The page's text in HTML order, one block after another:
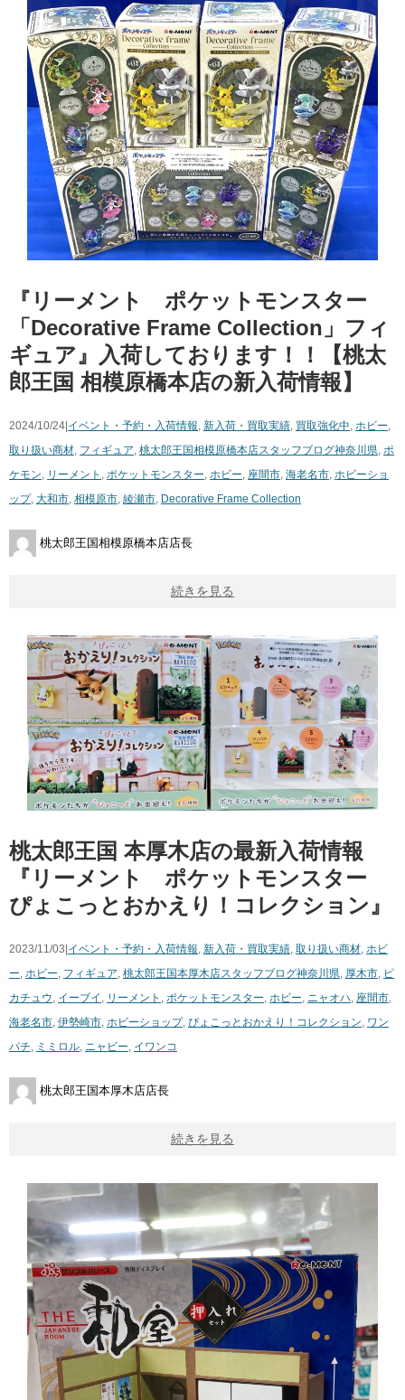
『リーメント ポケットモンスター
「Decorative Frame Collection」フィ
ギュア』入荷しております！！【桃太
郎王国 相模原橋本店の新入荷情報】
2024/10/24| イベント・予約・入荷情報, 新入荷・買取実績, 買取強化中, ホビー,
取り扱い商材, フィギュア, 桃太郎王国相模原橋本店スタッフブログ神奈川県, ポ
ケモン, リーメント , ポケットモンスター, ホビー, 座間市, 海老名市, ホビーショ
ップ, 大和市, 相模原市, 綾瀬市, Decorative Frame Collection
桃太郎王国相模原橋本店店長
続きを見る
桃太郎王国 本厚木店の最新入荷情報
『リーメント ポケットモンスター
ぴょこっとおかえり！コレクション』
2023/11/03|イベント・予約・入荷情報, 新入荷・買取実績, 取り扱い商材, ホビ
ー, ホビー, フィギュア, 桃太郎王国本厚木店スタッフブログ神奈川県, 厚木市, ピ
カチュウ, イーブイ , リーメント , ポケットモンスター, ホビー, ニャオハ, 座間市,
海老名市, 伊勢崎市, ホビーショップ, ぴょこっとおかえり！コレクション, ワン
パチ, ミミロル, ニャビー, イワンコ
桃太郎王国本厚木店店長
続きを見る